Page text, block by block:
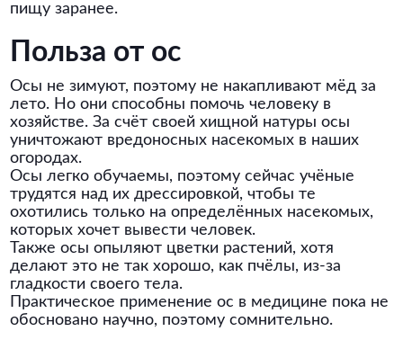
пищу заранее.
Польза от ос
Осы не зимуют, поэтому не накапливают мёд за
лето. Но они способны помочь человеку в
хозяйстве. За счёт своей хищной натуры осы
уничтожают вредоносных насекомых в наших
огородах.
Осы легко обучаемы, поэтому сейчас учёные
трудятся над их дрессировкой, чтобы те
охотились только на определённых насекомых,
которых хочет вывести человек.
Также осы опыляют цветки растений, хотя
делают это не так хорошо, как пчёлы, из-за
гладкости своего тела.
Практическое применение ос в медицине пока не
обосновано научно, поэтому сомнительно.